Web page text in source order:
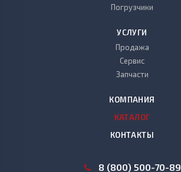
Погрузчики
УСЛУГИ
Продажа
Сервис
Запчасти
КОМПАНИЯ
КАТАЛОГ
КОНТАКТЫ
8 (800) 500-70-89